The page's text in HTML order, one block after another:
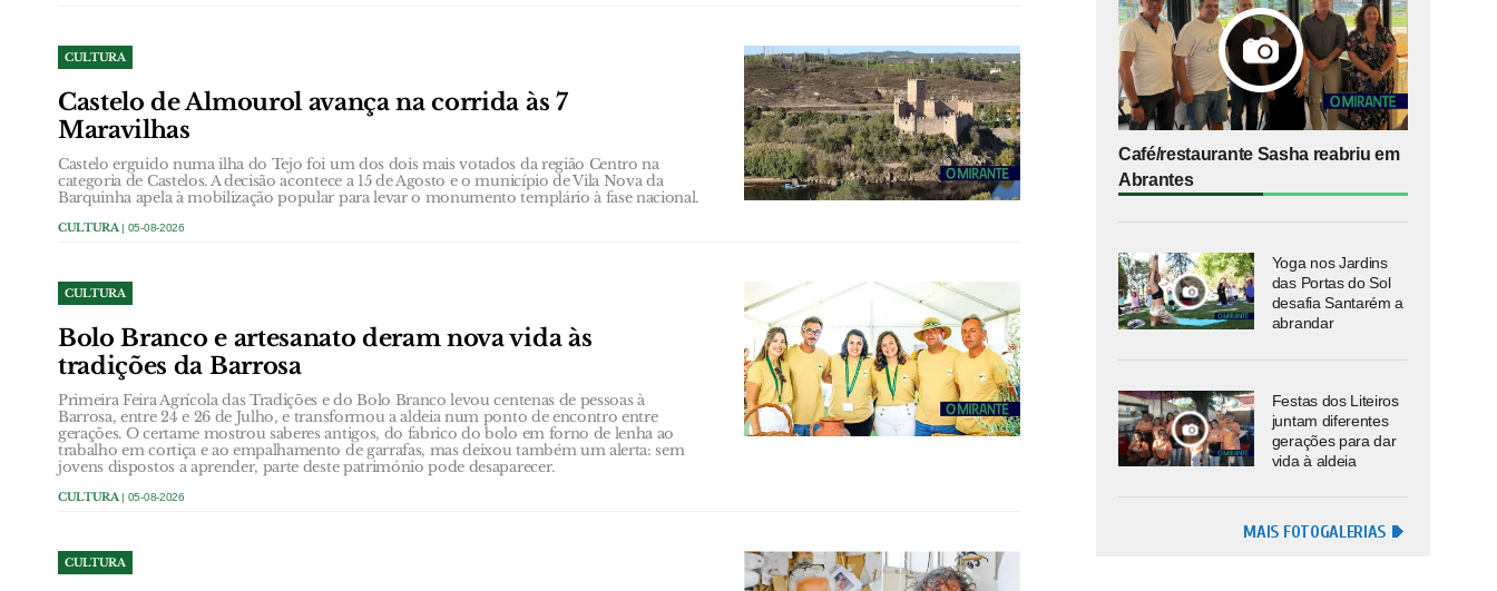
CULTURA
Castelo de Almourol avança na corrida às 7
Maravilhas
Castelo erguido numa ilha do Tejo foi um dos dois mais votados da região Centro na
categoria de Castelos. A decisão acontece a 15 de Agosto e o município de Vila Nova da
Barquinha apela à mobilização popular para levar o monumento templário à fase nacional.
CULTURA | 05-08-2026
CULTURA
Bolo Branco e artesanato deram nova vida às
tradições da Barrosa
Primeira Feira Agrícola das Tradições e do Bolo Branco levou centenas de pessoas à
Barrosa, entre 24 e 26 de Julho, e transformou a aldeia num ponto de encontro entre
gerações. O certame mostrou saberes antigos, do fabrico do bolo em forno de lenha ao
trabalho em cortiça e ao empalhamento de garrafas, mas deixou também um alerta: sem
jovens dispostos a aprender, parte deste património pode desaparecer.
CULTURA | 05-08-2026
CULTURA
Café/restaurante Sasha reabriu em
Abrantes
Yoga nos Jardins
das Portas do Sol
desafia Santarém a
abrandar
Festas dos Liteiros
juntam diferentes
gerações para dar
vida à aldeia
MAIS FOTOGALERIAS